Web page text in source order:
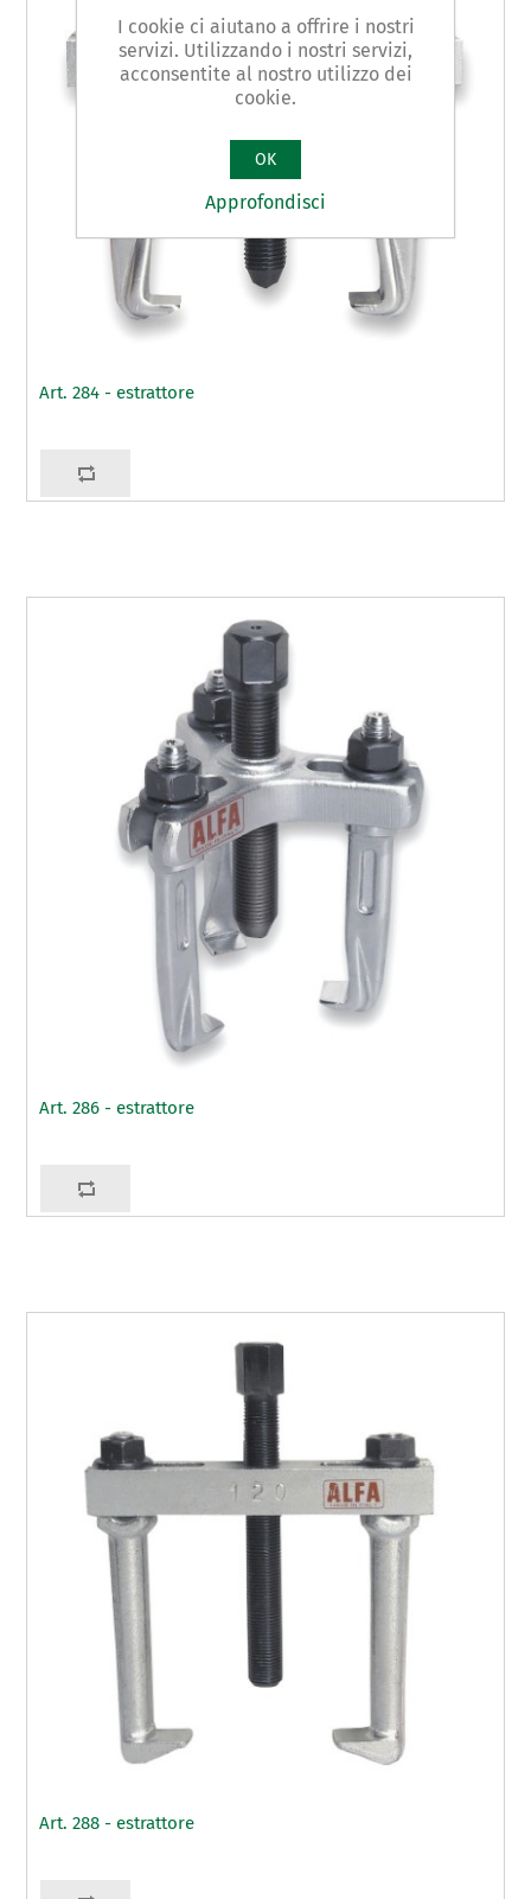
Art. 284 - estrattore
Art. 286 - estrattore
Art. 288 - estrattore
I cookie ci aiutano a offrire i nostri
servizi. Utilizzando i nostri servizi,
acconsentite al nostro utilizzo dei
cookie.
OK
Approfondisci